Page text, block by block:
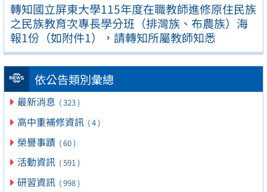
轉知國立屏東大學115年度在職教師進修原住民族
之民族教育次專長學分班（排灣族、布農族）海
報1份（如附件1），請轉知所屬教師知悉
依公告類別彙總
最新消息 ( 323 )
高中重補修資訊 ( 4 )
榮譽事蹟 ( 60 )
活動資訊 ( 591 )
研習資訊 ( 998 )